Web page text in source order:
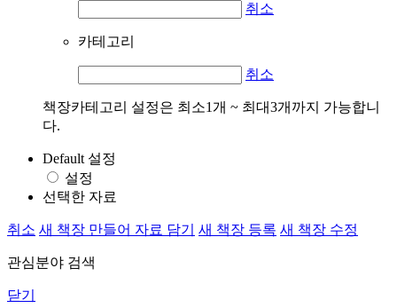
취소
카테고리
취소
책장카테고리 설정은 최소1개 ~ 최대3개까지 가능합니
다.
Default 설정
설정
선택한 자료
취소 새 책장 만들어 자료 담기 새 책장 등록 새 책장 수정
관심분야 검색
닫기